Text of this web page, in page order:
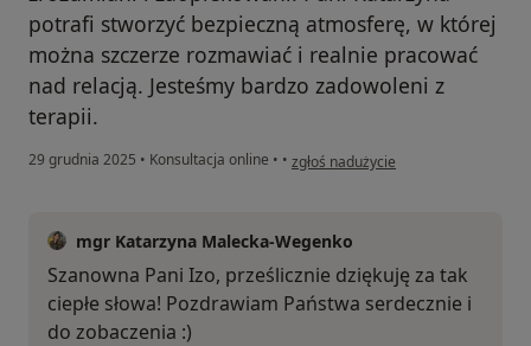
potrafi stworzyć bezpieczną atmosferę, w której
można szczerze rozmawiać i realnie pracować
nad relacją. Jesteśmy bardzo zadowoleni z
terapii.
29 grudnia 2025 • Konsultacja online • • w opinii użytkownika IZABELA
zgłoś nadużycie
mgr Katarzyna Malecka-Wegenko
Szanowna Pani Izo, prześlicznie dziękuję za tak
ciepłe słowa! Pozdrawiam Państwa serdecznie i
do zobaczenia :)